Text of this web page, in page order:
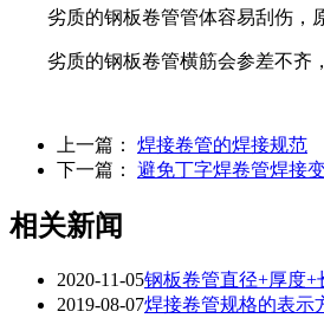
劣质的钢板卷管管体容易刮伤，原
劣质的钢板卷管横筋会参差不齐，
上一篇： 焊接卷管的焊接规范
下一篇： 避免丁字焊卷管焊接
相关新闻
2020-11-05钢板卷管直径+厚度+
2019-08-07焊接卷管规格的表示